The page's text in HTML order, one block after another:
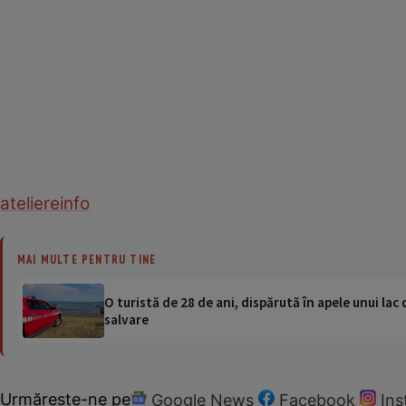
ateliereinfo
MAI MULTE PENTRU TINE
O turistă de 28 de ani, dispărută în apele unui
salvare
Urmărește-ne pe Google News Facebook